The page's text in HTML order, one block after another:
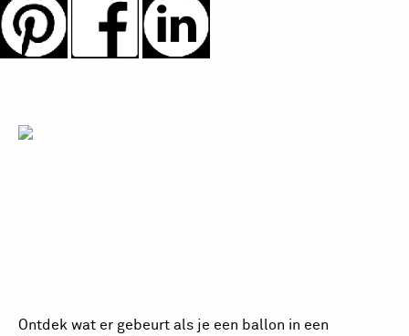
Ontdek wat er gebeurt als je een ballon in een